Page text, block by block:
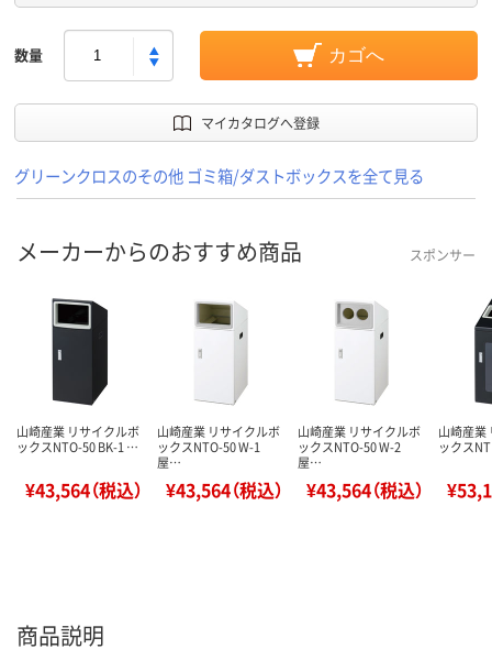
数量 カゴへ
マイカタログへ登録
グリーンクロスのその他 ゴミ箱/ダストボックスを全て見る
メーカーからのおすすめ商品 スポンサー
山崎産業 リサイクルボ
ックスNTO-50 BK-1 …
¥43,564（税込）
山崎産業 リサイクルボ
ックスNTO-50 W-1
屋…
¥43,564（税込）
山崎産業 リサイクルボ
ックスNTO-50 W-2
屋…
¥43,564（税込）
山崎産業
ックス
商品説明